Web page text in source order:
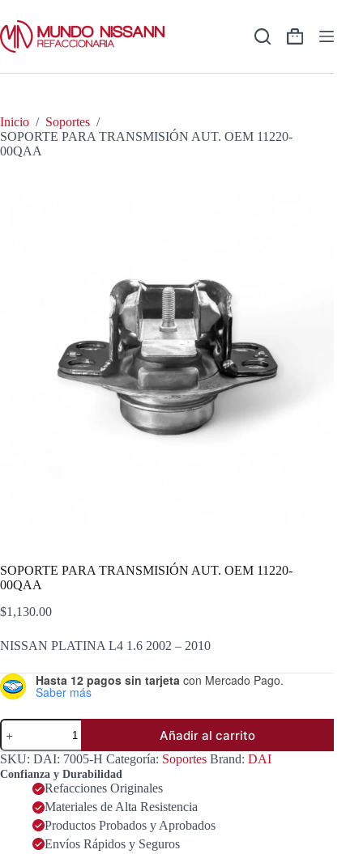
contenido
Shopping
Inicio / Soportes /
SOPORTE PARA TRANSMISIÓN AUT. OEM 11220-
00QAA
SOPORTE PARA TRANSMISIÓN AUT. OEM 11220-
00QAA
$1,130.00
NISSAN PLATINA L4 1.6 2002 – 2010
Hasta 12 pagos sin tarjeta con Mercado Pago.
Saber más
SOPORTE
PARA
TRANSMISIÓN
AUT.
OEM
11220-
00QAA
cantidad
Añadir al carrito
SKU: DAI: 7005-H Categoría: Soportes Brand: DAI
Confianza y Durabilidad
Refacciones Originales
Materiales de Alta Resistencia
Productos Probados y Aprobados
Envíos Rápidos y Seguros